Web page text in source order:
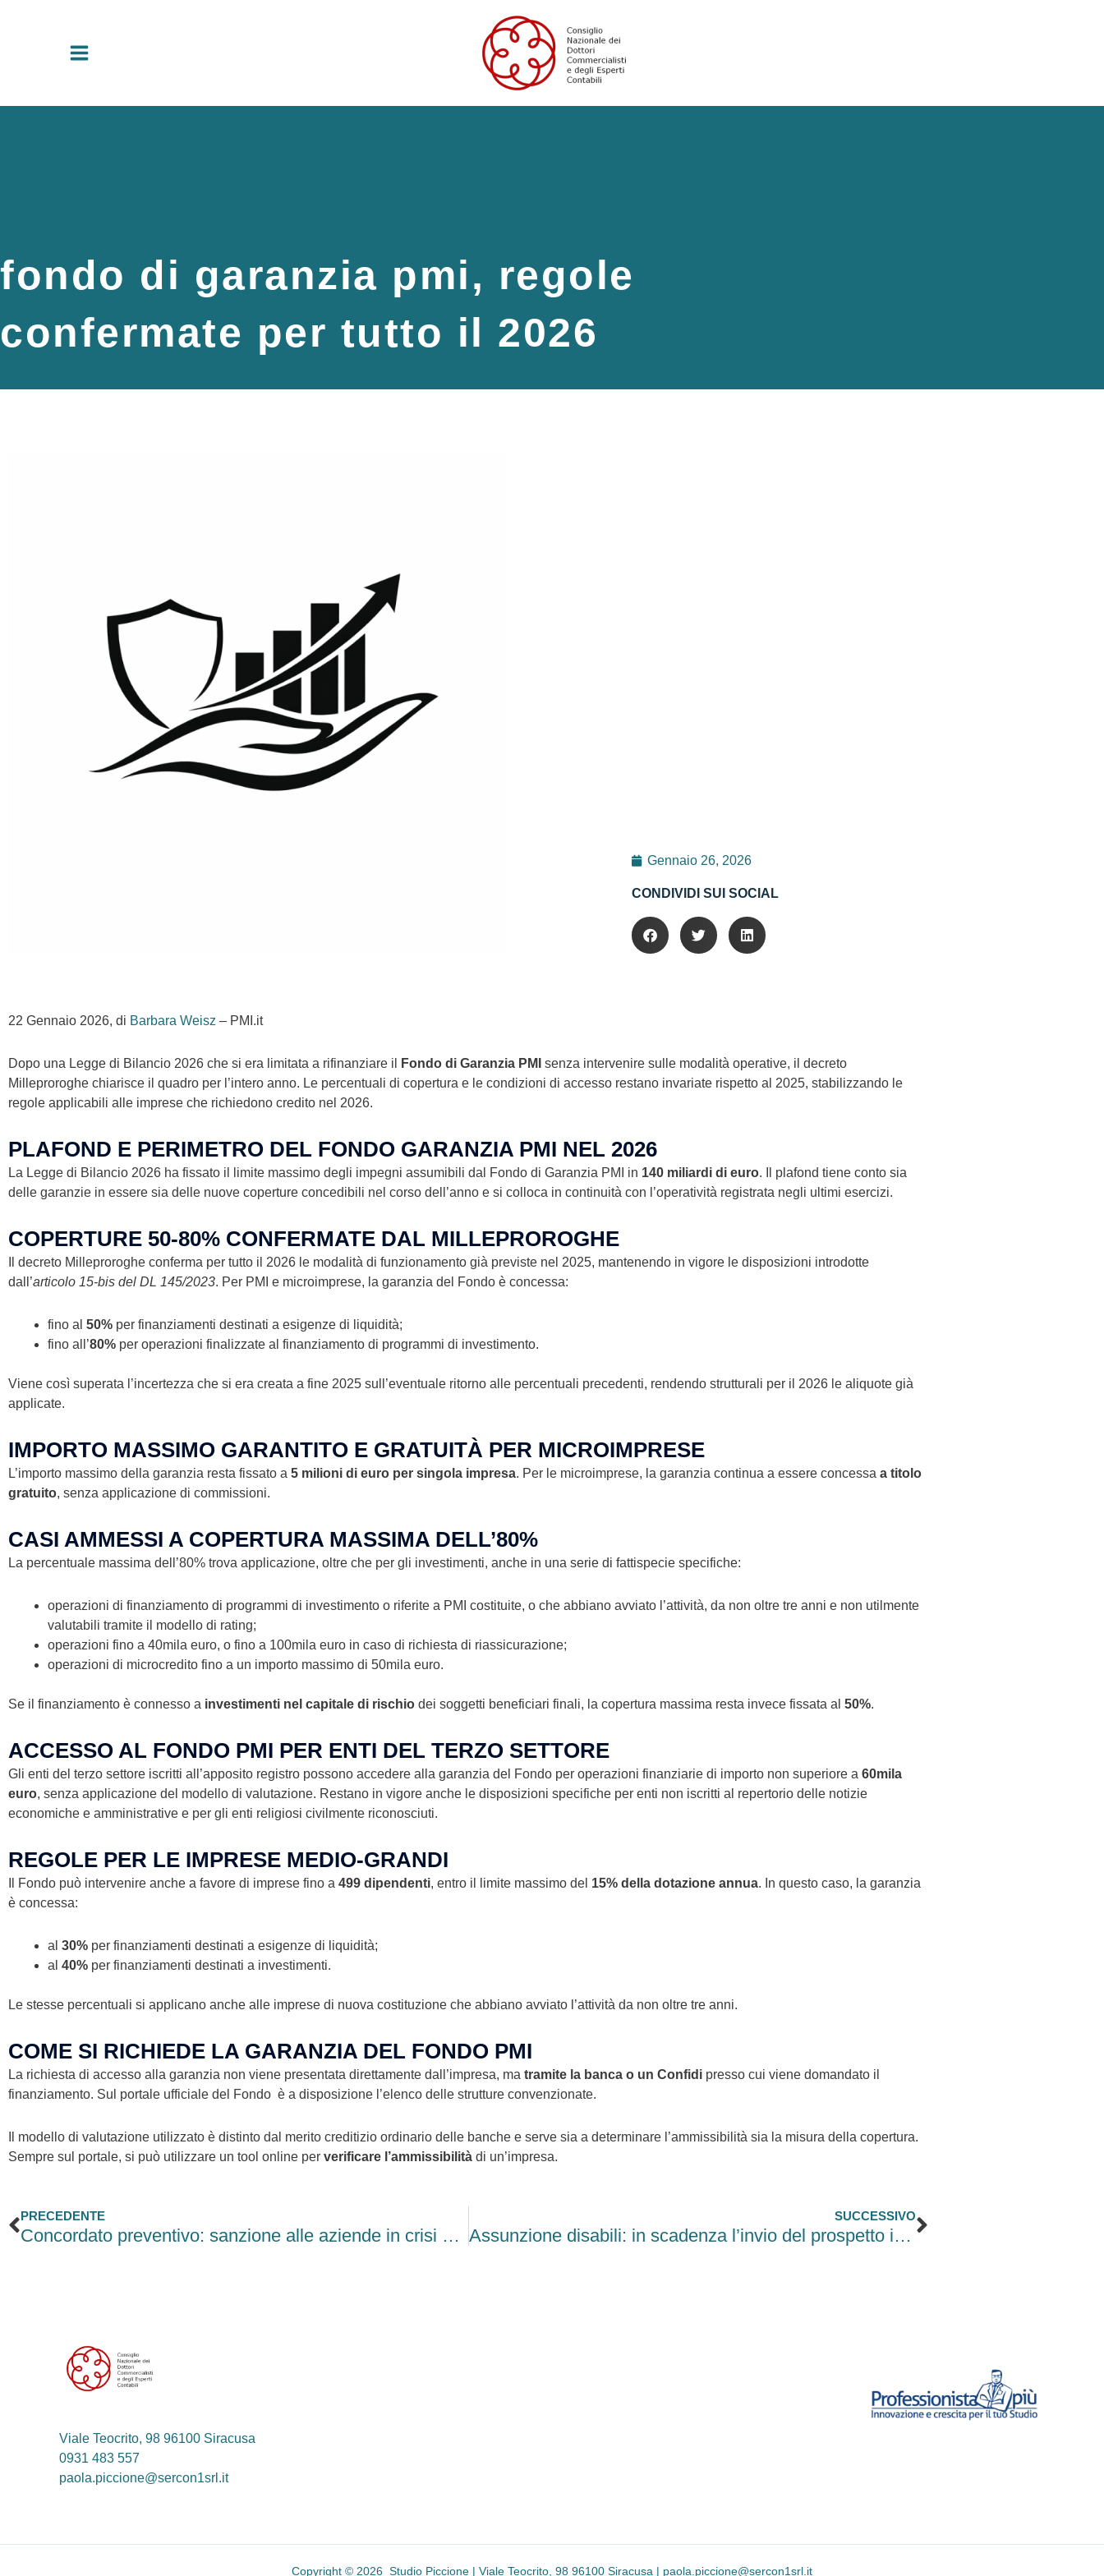
fondo di garanzia pmi, regole
confermate per tutto il 2026
Gennaio 26, 2026
CONDIVIDI SUI SOCIAL
22 Gennaio 2026, di Barbara Weisz – PMI.it
Dopo una Legge di Bilancio 2026 che si era limitata a rifinanziare il Fondo di Garanzia PMI senza intervenire sulle modalità operative, il decreto
Milleproroghe chiarisce il quadro per l’intero anno. Le percentuali di copertura e le condizioni di accesso restano invariate rispetto al 2025, stabilizzando le
regole applicabili alle imprese che richiedono credito nel 2026.
PLAFOND E PERIMETRO DEL FONDO GARANZIA PMI NEL 2026
La Legge di Bilancio 2026 ha fissato il limite massimo degli impegni assumibili dal Fondo di Garanzia PMI in 140 miliardi di euro. Il plafond tiene conto sia
delle garanzie in essere sia delle nuove coperture concedibili nel corso dell’anno e si colloca in continuità con l’operatività registrata negli ultimi esercizi.
COPERTURE 50-80% CONFERMATE DAL MILLEPROROGHE
Il decreto Milleproroghe conferma per tutto il 2026 le modalità di funzionamento già previste nel 2025, mantenendo in vigore le disposizioni introdotte
dall’articolo 15-bis del DL 145/2023. Per PMI e microimprese, la garanzia del Fondo è concessa:
fino al 50% per finanziamenti destinati a esigenze di liquidità;
fino all’80% per operazioni finalizzate al finanziamento di programmi di investimento.
Viene così superata l’incertezza che si era creata a fine 2025 sull’eventuale ritorno alle percentuali precedenti, rendendo strutturali per il 2026 le aliquote già
applicate.
IMPORTO MASSIMO GARANTITO E GRATUITÀ PER MICROIMPRESE
L’importo massimo della garanzia resta fissato a 5 milioni di euro per singola impresa. Per le microimprese, la garanzia continua a essere concessa a titolo
gratuito, senza applicazione di commissioni.
CASI AMMESSI A COPERTURA MASSIMA DELL’80%
La percentuale massima dell’80% trova applicazione, oltre che per gli investimenti, anche in una serie di fattispecie specifiche:
operazioni di finanziamento di programmi di investimento o riferite a PMI costituite, o che abbiano avviato l’attività, da non oltre tre anni e non utilmente
valutabili tramite il modello di rating;
operazioni fino a 40mila euro, o fino a 100mila euro in caso di richiesta di riassicurazione;
operazioni di microcredito fino a un importo massimo di 50mila euro.
Se il finanziamento è connesso a investimenti nel capitale di rischio dei soggetti beneficiari finali, la copertura massima resta invece fissata al 50%.
ACCESSO AL FONDO PMI PER ENTI DEL TERZO SETTORE
Gli enti del terzo settore iscritti all’apposito registro possono accedere alla garanzia del Fondo per operazioni finanziarie di importo non superiore a 60mila
euro, senza applicazione del modello di valutazione. Restano in vigore anche le disposizioni specifiche per enti non iscritti al repertorio delle notizie
economiche e amministrative e per gli enti religiosi civilmente riconosciuti.
REGOLE PER LE IMPRESE MEDIO-GRANDI
Il Fondo può intervenire anche a favore di imprese fino a 499 dipendenti, entro il limite massimo del 15% della dotazione annua. In questo caso, la garanzia
è concessa:
al 30% per finanziamenti destinati a esigenze di liquidità;
al 40% per finanziamenti destinati a investimenti.
Le stesse percentuali si applicano anche alle imprese di nuova costituzione che abbiano avviato l’attività da non oltre tre anni.
COME SI RICHIEDE LA GARANZIA DEL FONDO PMI
La richiesta di accesso alla garanzia non viene presentata direttamente dall’impresa, ma tramite la banca o un Confidi presso cui viene domandato il
finanziamento. Sul portale ufficiale del Fondo è a disposizione l’elenco delle strutture convenzionate.
Il modello di valutazione utilizzato è distinto dal merito creditizio ordinario delle banche e serve sia a determinare l’ammissibilità sia la misura della copertura.
Sempre sul portale, si può utilizzare un tool online per verificare l’ammissibilità di un’impresa.
Precedente
PRECEDENTE
Concordato preventivo: sanzione alle aziende in crisi per IVA omessa
SUCCESSIVO
Assunzione disabili: in scadenza l’invio del prospetto informativo
Successivo
Viale Teocrito, 98 96100 Siracusa
0931 483 557
paola.piccione@sercon1srl.it
Copyright © 2026 Studio Piccione | Viale Teocrito, 98 96100 Siracusa | paola.piccione@sercon1srl.it